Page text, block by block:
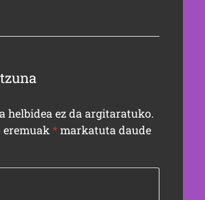
helbidea ez da argitaratuko.
eremuak *markatuta daude